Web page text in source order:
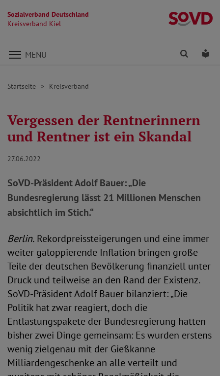
Sozialverband Deutschland
Kreisverband Kiel
Direkt zu den Inhalten springen
MENÜ Finden
Startseite Kreisverband
Vergessen der Rentnerinnern
und Rentner ist ein Skandal
27.06.2022
SoVD-Präsident Adolf Bauer: „Die
Bundesregierung lässt 21 Millionen Menschen
absichtlich im Stich.“
Berlin. Rekordpreissteigerungen und eine immer
weiter galoppierende Inflation bringen große
Teile der deutschen Bevölkerung finanziell unter
Druck und teilweise an den Rand der Existenz.
SoVD-Präsident Adolf Bauer bilanziert: „Die
Politik hat zwar reagiert, doch die
Entlastungspakete der Bundesregierung hatten
bisher zwei Dinge gemeinsam: Es wurden erstens
wenig zielgenau mit der Gießkanne
Milliardengeschenke an alle verteilt und